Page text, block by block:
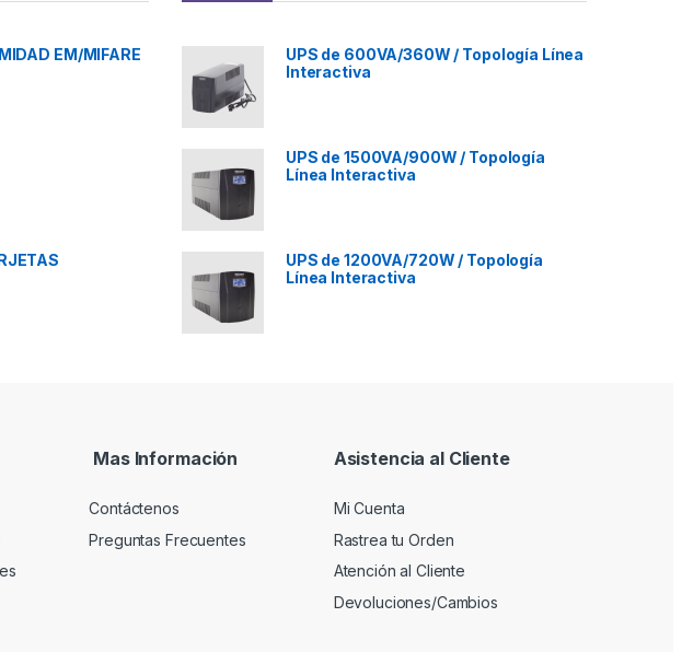
EM/MIFARE
UPS de 600VA/360W / Topología Línea
Interactiva
UPS de 1500VA/900W / Topología
Línea Interactiva
UPS de 1200VA/720W / Topología
Línea Interactiva
Mas Información
Contáctenos
Preguntas Frecuentes
Asistencia al Cliente
Mi Cuenta
Rastrea tu Orden
Atención al Cliente
Devoluciones/Cambios